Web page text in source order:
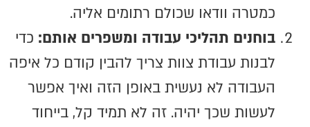
כמטרה וודאו שכולם רתומים אליה.
בוחנים תהליכי עבודה ומשפרים אותם: כדי
לבנות עבודת צוות צריך להבין קודם כל איפה
העבודה לא נעשית באופן הזה ואיך אפשר
לעשות שכך יהיה. זה לא תמיד קל, בייחוד